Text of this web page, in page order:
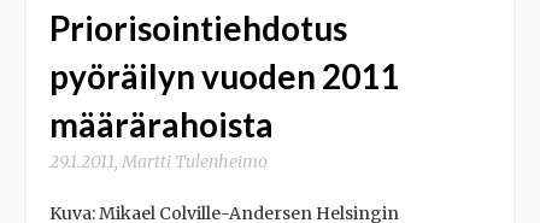
Priorisointiehdotus
pyöräilyn vuoden 2011
määrärahoista
29.1.2011 Martti Tulenheimo
Kuva: Mikael Colville-Andersen Helsingin